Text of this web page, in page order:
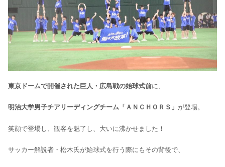
東京ドームで開催された巨人・広島戦の始球式前に、
明治大学男子チアリーディングチーム「ＡＮＣＨＯＲＳ」 が登場。
笑顔で登場し、観客を魅了し、大いに沸かせました！
サッカー解説者・松木氏が始球式を行う際にもその背後で、